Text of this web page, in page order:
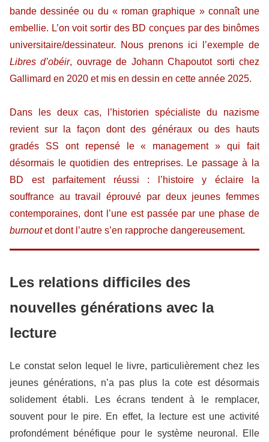
bande dessinée ou du « roman graphique » connaît une
embellie. L’on voit sortir des BD conçues par des binômes
universitaire/dessinateur. Nous prenons ici l’exemple de
Libres d’obéir, ouvrage de Johann Chapoutot sorti chez
Gallimard en 2020 et mis en dessin en cette année 2025.
Dans les deux cas, l’historien spécialiste du nazisme
revient sur la façon dont des généraux ou des hauts
gradés SS ont repensé le « management » qui fait
désormais le quotidien des entreprises. Le passage à la
BD est parfaitement réussi : l’histoire y éclaire la
souffrance au travail éprouvé par deux jeunes femmes
contemporaines, dont l’une est passée par une phase de
burnoutet dont l’autre s’en rapproche dangereusement.
Les relations difficiles des
nouvelles générations avec la
lecture
Le constat selon lequel le livre, particulièrement chez les
jeunes générations, n’a pas plus la cote est désormais
solidement établi. Les écrans tendent à le remplacer,
souvent pour le pire. En effet, la lecture est une activité
profondément bénéfique pour le système neuronal. Elle